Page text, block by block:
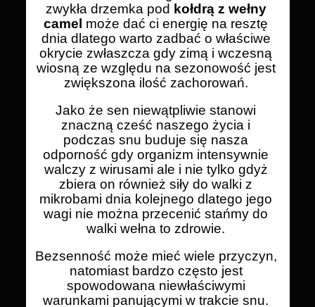
zwykła drzemka pod kołdrą z wełny
camel może dać ci energię na resztę
dnia dlatego warto zadbać o właściwe
okrycie zwłaszcza gdy zimą i wczesną
wiosną ze względu na sezonowość jest
zwiększona ilość zachorowań.
Jako że sen niewątpliwie stanowi
znaczną cześć naszego życia i
podczas snu buduje się nasza
odporność gdy organizm intensywnie
walczy z wirusami ale i nie tylko gdyż
zbiera on również siły do walki z
mikrobami dnia kolejnego dlatego jego
wagi nie można przecenić stańmy do
walki wełna to zdrowie.
Bezsenność może mieć wiele przyczyn,
natomiast bardzo często jest
spowodowana niewłaściwymi
warunkami panującymi w trakcie snu.